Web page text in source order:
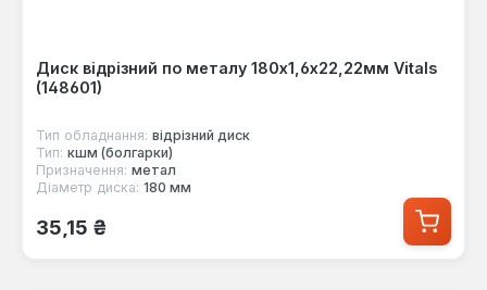
Диск відрізний по металу 180х1,6х22,22мм Vitals
(148601)
Тип обладнання: відрізний диск
Тип: кшм (болгарки)
Призначення: метал
Діаметр диска: 180 мм
Звичайна ціна:
35,15 ₴